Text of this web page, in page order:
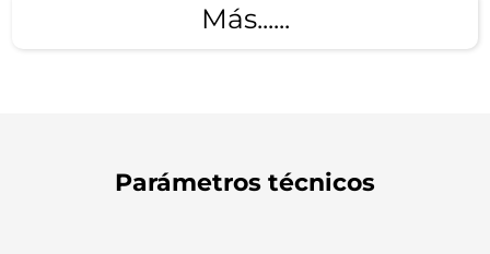
Más......
Parámetros técnicos